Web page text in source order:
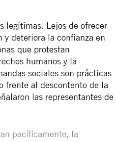
legítimas. Lejos de ofrecer
y deteriora la confianza en
que protestan
humanos y la
sociales son prácticas
frente al descontento de la
las representantes de
pacíficamente, la